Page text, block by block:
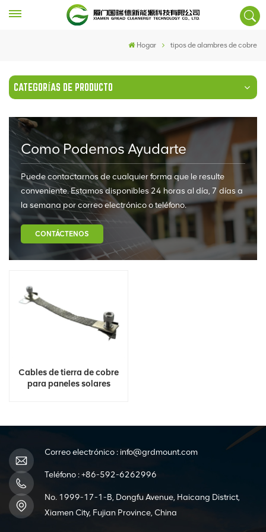
Hogar tipos de alambres de cobre
CATEGORÍAS DE PRODUCTO
Como Podemos Ayudarte
Puede contactarnos de cualquier forma que le resulte
conveniente. Estamos disponibles 24 horas al día, 7 días a
la semana por correo electrónico o teléfono.
CONTÁCTENOS
Cables de tierra de cobre
para paneles solares
Correo electrónico : info@grdmount.com
Teléfono :+86-592-6262996
No. 1999-17-1-B, Dongfu Avenue, Haicang District,
Xiamen City, Fujian Province, China